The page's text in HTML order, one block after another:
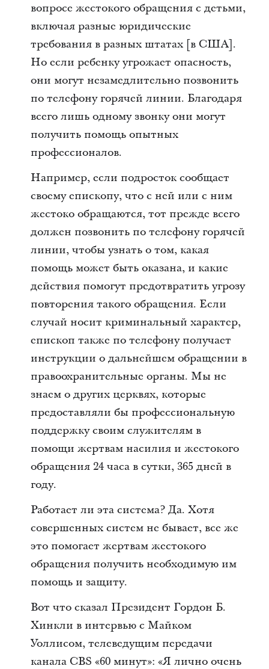
вопросе жестокого обращения с детьми,
включая разные юридические
требования в разных штатах [в США].
Но если ребенку угрожает опасность,
они могут незамедлительно позвонить
по телефону горячей линии. Благодаря
всего лишь одному звонку они могут
получить помощь опытных
профессионалов.
Например, если подросток сообщает
своему епископу, что с ней или с ним
жестоко обращаются, тот прежде всего
должен позвонить по телефону горячей
линии, чтобы узнать о том, какая
помощь может быть оказана, и какие
действия помогут предотвратить угрозу
повторения такого обращения. Если
случай носит криминальный характер,
епископ также по телефону получает
инструкции о дальнейшем обращении в
правоохранительные органы. Мы не
знаем о других церквях, которые
предоставляли бы профессиональную
поддержку своим служителям в
помощи жертвам насилия и жестокого
обращения 24 часа в сутки, 365 дней в
году.
Работает ли эта система? Да. Хотя
совершенных систем не бывает, все же
это помогает жертвам жестокого
обращения получить необходимую им
помощь и защиту.
Вот что сказал Президент Гордон Б.
Хинкли в интервью с Майком
Уоллисом, телеведущим передачи
канала CBS «60 минут»: «Я лично очень